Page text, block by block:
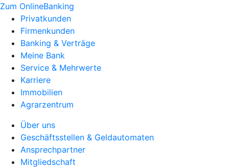
Zum OnlineBanking
Privatkunden
Firmenkunden
Banking & Verträge
Meine Bank
Service & Mehrwerte
Karriere
Immobilien
Agrarzentrum
Über uns
Geschäftsstellen & Geldautomaten
Ansprechpartner
Mitgliedschaft